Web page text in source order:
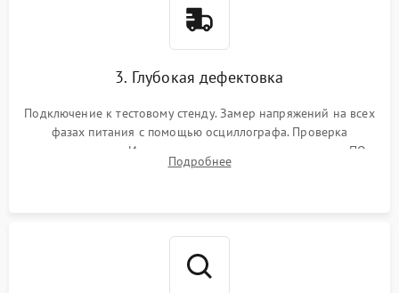
3. Глубокая дефектовка
Подключение к тестовому стенду. Замер напряжений на всех
фазах питания с помощью осциллографа. Проверка
инициализации. Использование специализированного ПО
MATS
Подробнее